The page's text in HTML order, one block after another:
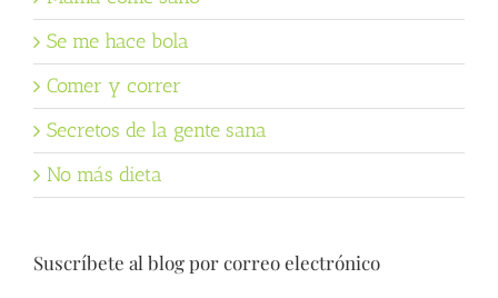
Se me hace bola
Comer y correr
Secretos de la gente sana
No más dieta
Suscríbete al blog por correo electrónico